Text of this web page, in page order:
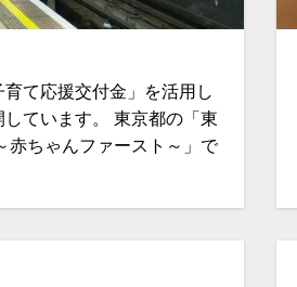
て応援交付金」を活用し
ています。 東京都の「東
赤ちゃんファースト～」で